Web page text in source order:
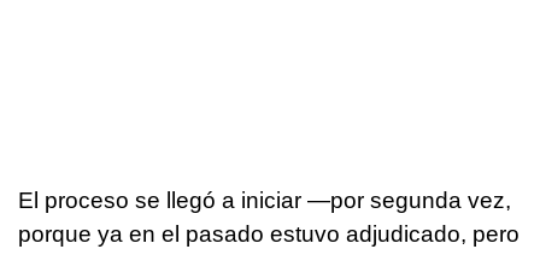
El proceso se llegó a iniciar —por segunda vez,
porque ya en el pasado estuvo adjudicado, pero